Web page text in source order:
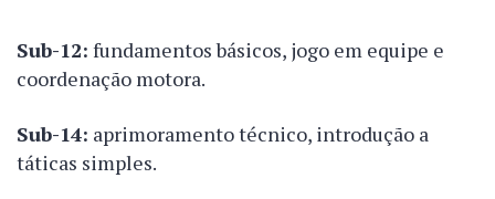
Sub-12: fundamentos básicos, jogo em equipe e
coordenação motora.
Sub-14: aprimoramento técnico, introdução a
táticas simples.